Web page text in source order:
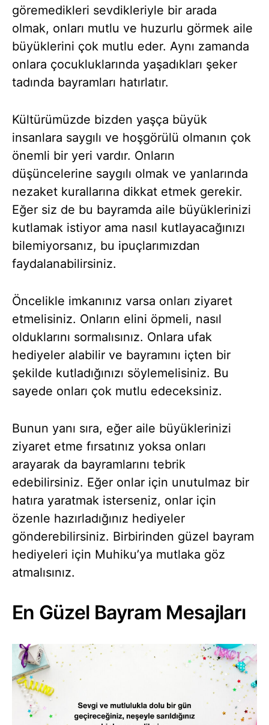
göremedikleri sevdikleriyle bir arada
olmak, onları mutlu ve huzurlu görmek aile
büyüklerini çok mutlu eder. Aynı zamanda
onlara çocukluklarında yaşadıkları şeker
tadında bayramları hatırlatır.
Kültürümüzde bizden yaşça büyük
insanlara saygılı ve hoşgörülü olmanın çok
önemli bir yeri vardır. Onların
düşüncelerine saygılı olmak ve yanlarında
nezaket kurallarına dikkat etmek gerekir.
Eğer siz de bu bayramda aile büyüklerinizi
kutlamak istiyor ama nasıl kutlayacağınızı
bilemiyorsanız, bu ipuçlarımızdan
faydalanabilirsiniz.
Öncelikle imkanınız varsa onları ziyaret
etmelisiniz. Onların elini öpmeli, nasıl
olduklarını sormalısınız. Onlara ufak
hediyeler alabilir ve bayramını içten bir
şekilde kutladığınızı söylemelisiniz. Bu
sayede onları çok mutlu edeceksiniz.
Bunun yanı sıra, eğer aile büyüklerinizi
ziyaret etme fırsatınız yoksa onları
arayarak da bayramlarını tebrik
edebilirsiniz. Eğer onlar için unutulmaz bir
hatıra yaratmak isterseniz, onlar için
özenle hazırladığınız hediyeler
gönderebilirsiniz. Birbirinden güzel bayram
hediyeleri için Muhiku’ya mutlaka göz
atmalısınız.
En Güzel Bayram Mesajları